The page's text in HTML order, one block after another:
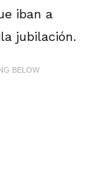
iban a
jubilación.
BELOW